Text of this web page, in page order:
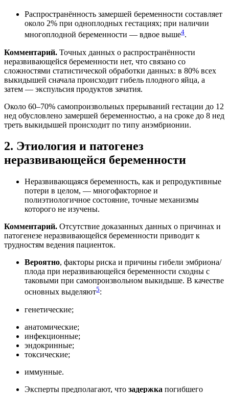
Распространённость замершей беременности составляет
около 2% при одноплодных гестациях; при наличии
многоплодной беременности — вдвое выше4.
Комментарий. Точных данных о распространённости
неразвивающейся беременности нет, что связано со
сложностями статистической обработки данных: в 80% всех
выкидышей сначала происходит гибель плодного яйца, а
затем — экспульсия продуктов зачатия.
Около 60–70% самопроизвольных прерываний гестации до 12
нед обусловлено замершей беременностью, а на сроке до 8 нед
треть выкидышей происходит по типу анэмбрионии.
2. Этиология и патогенез
неразвивающейся беременности
Неразвивающаяся беременность, как и репродуктивные
потери в целом, — многофакторное и
полиэтиологичное состояние, точные механизмы
которого не изучены.
Комментарий. Отсутствие доказанных данных о причинах и
патогенезе неразвивающейся беременности приводит к
трудностям ведения пациенток.
Вероятно, факторы риска и причины гибели эмбриона/
плода при неразвивающейся беременности сходны с
таковыми при самопроизвольном выкидыше. В качестве
основных выделяют5:
генетические;
анатомические;
инфекционные;
эндокринные;
токсические;
иммунные.
Эксперты предполагают, что задержка погибшего